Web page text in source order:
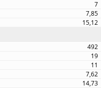
7
7,85
15,12
492
19
11
7,62
14,73